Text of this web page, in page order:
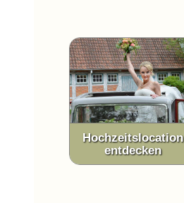
Hochzeitslocation
entdecken